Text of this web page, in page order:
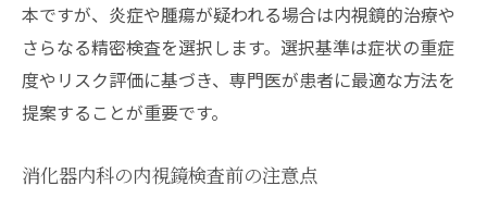
本ですが、炎症や腫瘍が疑われる場合は内視鏡的治療や
さらなる精密検査を選択します。選択基準は症状の重症
度やリスク評価に基づき、専門医が患者に最適な方法を
提案することが重要です。
消化器内科の内視鏡検査前の注意点